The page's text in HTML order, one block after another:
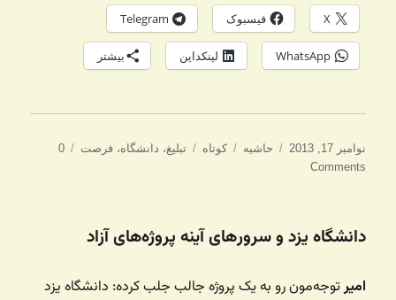
X فیسبوک Telegram
WhatsApp لینکداین بیشتر
ارسال
شده
نوامبر 17, 2013 ساختار
حاشیه دسته‌ها
کوتاه برچسب‌ها
تبلیغ، دانشگاه،فرصت
0
Comments
دانشگاه یزد و سرور‌های آینه پروژه‌های آزاد
امیرتوجه‌مون رو به یک پروژه جالب جلب کرده: دانشگاه یزد